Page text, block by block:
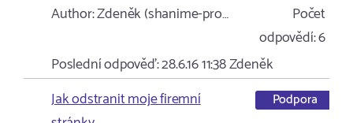
Author:Zdeněk (shanime-pro…
Počet
odpovědí:6
Poslední odpověď:28.6.16 11:38Zdeněk
Jak odstranit moje firemní
Podpora